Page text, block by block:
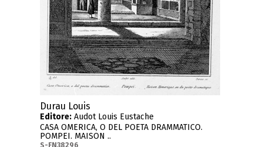
Durau Louis
Editore: Audot Louis Eustache
CASA OMERICA, O DEL POETA DRAMMATICO.
POMPEI. MAISON ..
S-FN38296